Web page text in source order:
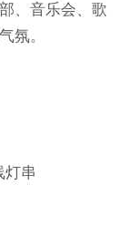
、音乐会、歌
氛。
灯串